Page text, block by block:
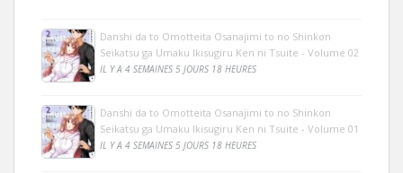
Danshi da to Omotteita Osanajimi to no Shinkon
Seikatsu ga Umaku Ikisugiru Ken ni Tsuite - Volume 02
IL Y A 4 SEMAINES 5 JOURS 18 HEURES
Danshi da to Omotteita Osanajimi to no Shinkon
Seikatsu ga Umaku Ikisugiru Ken ni Tsuite - Volume 01
IL Y A 4 SEMAINES 5 JOURS 18 HEURES